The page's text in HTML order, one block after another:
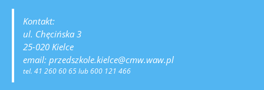
Kontakt:
ul. Chęcińska 3
25-020 Kielce
email: przedszkole.kielce@cmw.waw.pl
tel. 41 260 60 65 lub 600 121 466